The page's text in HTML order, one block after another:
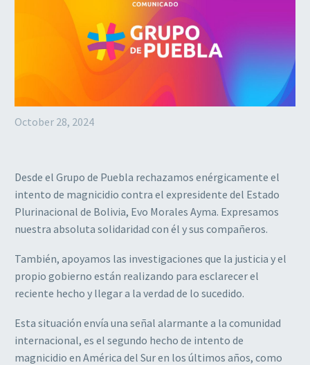
October 28, 2024
Desde el Grupo de Puebla rechazamos enérgicamente el
intento de magnicidio contra el expresidente del Estado
Plurinacional de Bolivia, Evo Morales Ayma. Expresamos
nuestra absoluta solidaridad con él y sus compañeros.
También, apoyamos las investigaciones que la justicia y el
propio gobierno están realizando para esclarecer el
reciente hecho y llegar a la verdad de lo sucedido.
Esta situación envía una señal alarmante a la comunidad
internacional, es el segundo hecho de intento de
magnicidio en América del Sur en los últimos años, como